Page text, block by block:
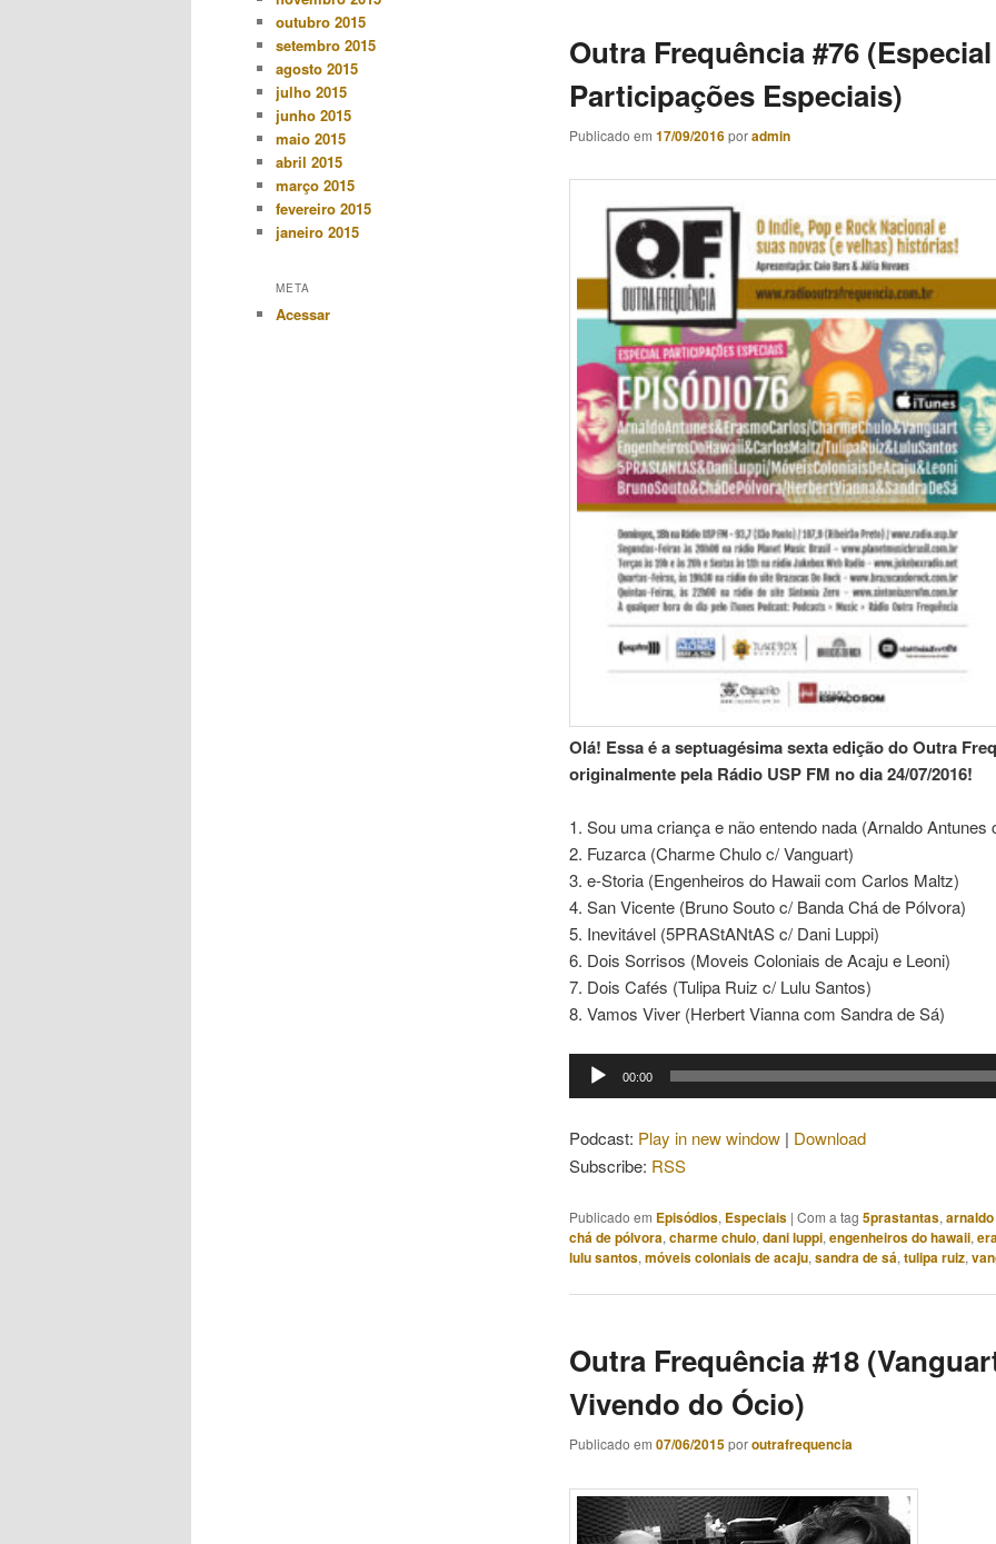
Outra Frequência #76 (Especial
Participações Especiais)
Publicado em 17/09/2016poradmin
Olá! Essa é a septuagésima sexta edição do Outra
originalmente pela Rádio USP FM no dia 24/07/2016!
1. Sou uma criança e não entendo nada (Arnaldo
2. Fuzarca (Charme Chulo c/ Vanguart)
3. e-Storia (Engenheiros do Hawaii com Carlos Maltz)
4. San Vicente (Bruno Souto c/ Banda Chá de Pólvora)
5. Inevitável (5PRAStANtAS c/ Dani Luppi)
6. Dois Sorrisos (Moveis Coloniais de Acaju e Leoni)
7. Dois Cafés (Tulipa Ruiz c/ Lulu Santos)
8. Vamos Viver (Herbert Vianna com Sandra de Sá)
Tocador
de
00:00
Podcast: Play in new window | Download
Subscribe: RSS
Publicado em Episódios, Especiais | Com a tag 5prastantas,
chá de pólvora, charme chulo, dani luppi, engenheiros do hawaii,
lulu santos, móveis coloniais de acaju, sandra de sá, tulipa ruiz,
Outra Frequência #18
Vivendo do Ócio)
Publicado em 07/06/2015poroutrafrequencia
outubro 2015
setembro 2015
agosto 2015
julho 2015
junho 2015
maio 2015
abril 2015
março 2015
fevereiro 2015
janeiro 2015
META
Acessar